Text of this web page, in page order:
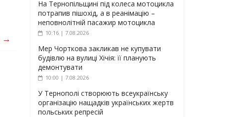
→
На Тернопільщині під колеса мотоцикла
потрапив пішохід, а в реанімацію –
неповнолітній пасажир мотоцикла
10:16 | 7.08.2026
Мер Чорткова закликав не купувати
будівлю на вулиці Хічія: її планують
демонтувати
10:00 | 7.08.2026
У Тернополі створюють всеукраїнську
організацію нащадків українських жертв
польських репресій